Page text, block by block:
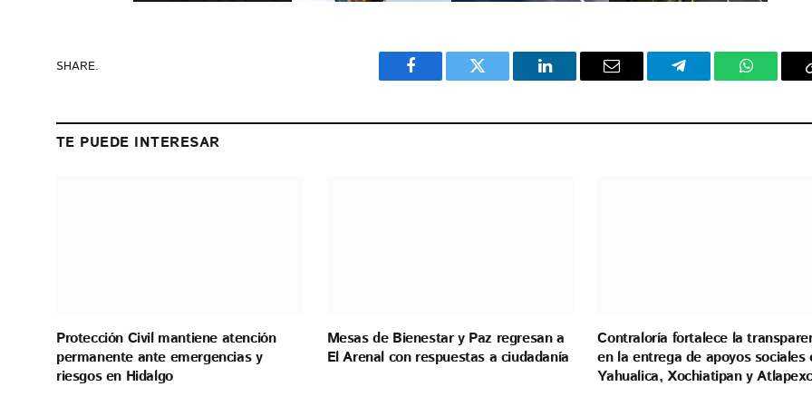
SHARE.
Facebook Twitter LinkedIn Email Telegram
TE PUEDE INTERESAR
Protección Civil mantiene atención
permanente ante emergencias y
riesgos en Hidalgo
Mesas de Bienestar y Paz regresan a
El Arenal con respuestas a ciudadanía
Contraloría fortalece la
en la entrega de apoyos sociales
Yahualica, Xochiatipan y